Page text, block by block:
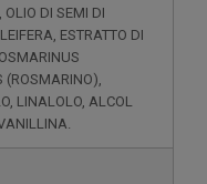
OLIO DI SEMI DI
ESTRATTO DI
(ROSMARINO),
LINALOLO, ALCOL